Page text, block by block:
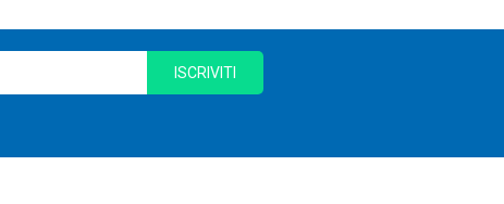
ISCRIVITI